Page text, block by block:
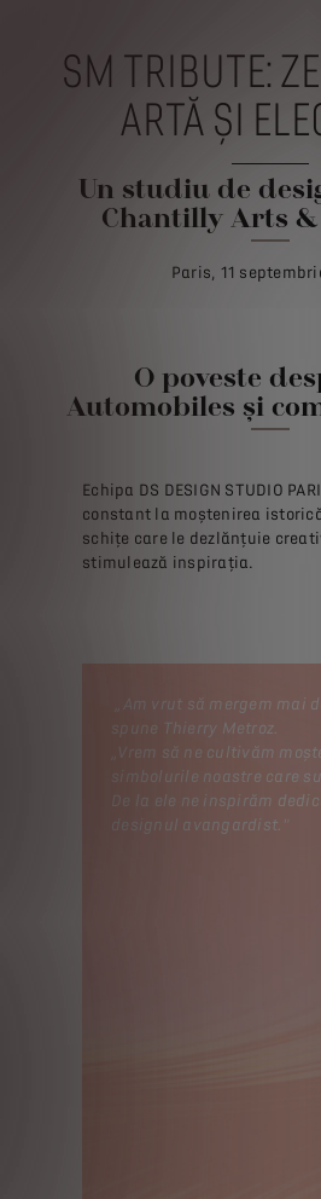
SM TRIBUTE:
ARTĂ ȘI
Un studiu de
Chantilly Arts &
Paris, 11
O poveste
Automobiles și
Echipa DS DESIGN STUDIO
constant la moștenirea
schițe care le dezlănțuie
stimulează inspirația.
„Am vrut să mergem mai
spune Thierry Metroz.
„Vrem să ne cultivăm
simbolurile noastre care
De la ele ne inspirăm
designul avangardist."